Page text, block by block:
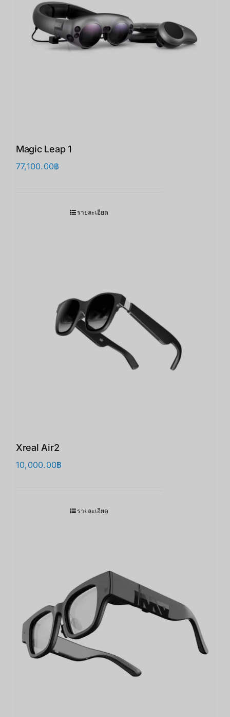
Magic Leap 1
77,100.00฿
รายละเอียด
Xreal Air2
10,000.00฿
รายละเอียด